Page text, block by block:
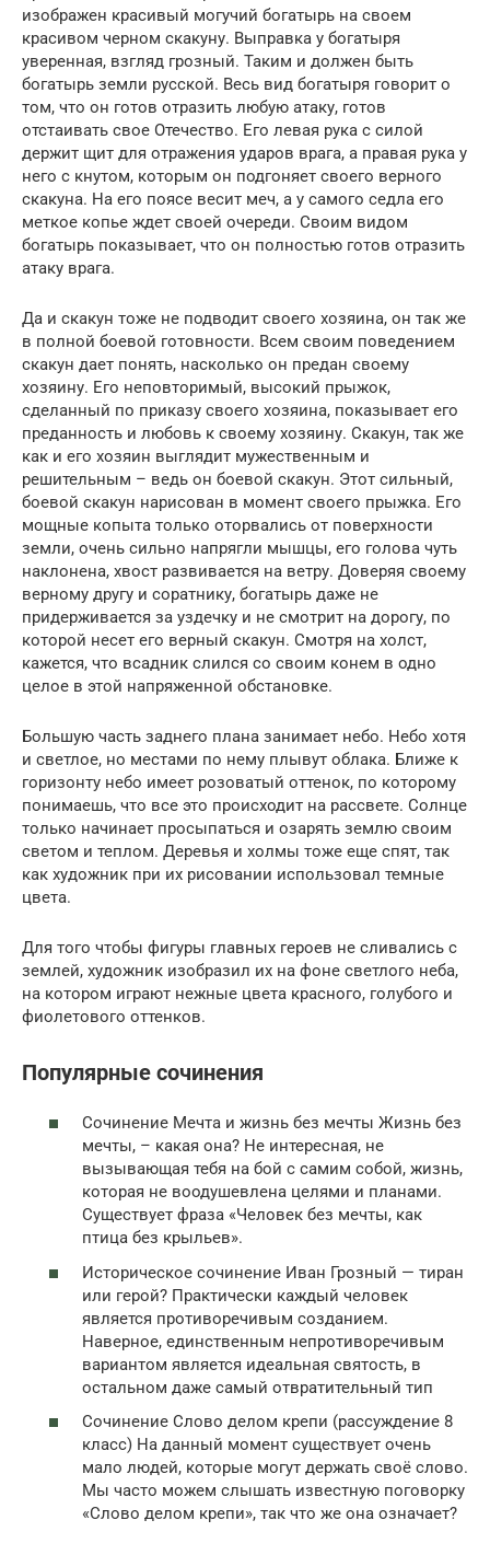
изображен красивый могучий богатырь на своем
красивом черном скакуну. Выправка у богатыря
уверенная, взгляд грозный. Таким и должен быть
богатырь земли русской. Весь вид богатыря говорит о
том, что он готов отразить любую атаку, готов
отстаивать свое Отечество. Его левая рука с силой
держит щит для отражения ударов врага, а правая рука у
него с кнутом, которым он подгоняет своего верного
скакуна. На его поясе весит меч, а у самого седла его
меткое копье ждет своей очереди. Своим видом
богатырь показывает, что он полностью готов отразить
атаку врага.
Да и скакун тоже не подводит своего хозяина, он так же
в полной боевой готовности. Всем своим поведением
скакун дает понять, насколько он предан своему
хозяину. Его неповторимый, высокий прыжок,
сделанный по приказу своего хозяина, показывает его
преданность и любовь к своему хозяину. Скакун, так же
как и его хозяин выглядит мужественным и
решительным – ведь он боевой скакун. Этот сильный,
боевой скакун нарисован в момент своего прыжка. Его
мощные копыта только оторвались от поверхности
земли, очень сильно напрягли мышцы, его голова чуть
наклонена, хвост развивается на ветру. Доверяя своему
верному другу и соратнику, богатырь даже не
придерживается за уздечку и не смотрит на дорогу, по
которой несет его верный скакун. Смотря на холст,
кажется, что всадник слился со своим конем в одно
целое в этой напряженной обстановке.
Большую часть заднего плана занимает небо. Небо хотя
и светлое, но местами по нему плывут облака. Ближе к
горизонту небо имеет розоватый оттенок, по которому
понимаешь, что все это происходит на рассвете. Солнце
только начинает просыпаться и озарять землю своим
светом и теплом. Деревья и холмы тоже еще спят, так
как художник при их рисовании использовал темные
цвета.
Для того чтобы фигуры главных героев не сливались с
землей, художник изобразил их на фоне светлого неба,
на котором играют нежные цвета красного, голубого и
фиолетового оттенков.
Популярные сочинения
Сочинение Мечта и жизнь без мечты Жизнь без
мечты, – какая она? Не интересная, не
вызывающая тебя на бой с самим собой, жизнь,
которая не воодушевлена целями и планами.
Существует фраза «Человек без мечты, как
птица без крыльев».
Историческое сочинение Иван Грозный — тиран
или герой? Практически каждый человек
является противоречивым созданием.
Наверное, единственным непротиворечивым
вариантом является идеальная святость, в
остальном даже самый отвратительный тип
Сочинение Слово делом крепи (рассуждение 8
класс) На данный момент существует очень
мало людей, которые могут держать своё слово.
Мы часто можем слышать известную поговорку
«Слово делом крепи», так что же она означает?